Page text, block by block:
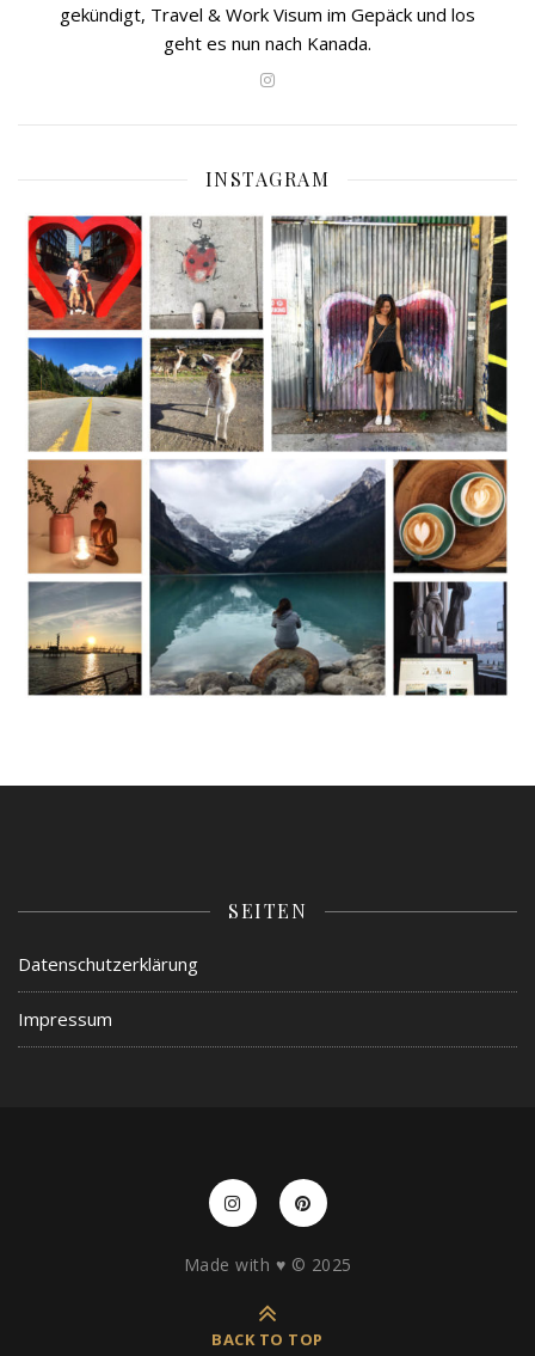
gekündigt, Travel & Work Visum im Gepäck und los
geht es nun nach Kanada.
INSTAGRAM
SEITEN
Datenschutzerklärung
Impressum
Made with ♥️ © 2025
BACK TO TOP